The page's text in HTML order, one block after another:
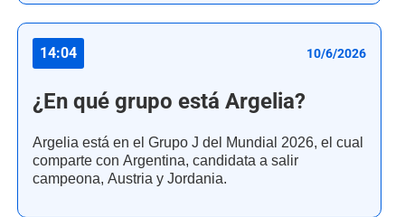
14:04 10/6/2026
¿En qué grupo está Argelia?
Argelia está en el Grupo J del Mundial 2026, el cual
comparte con Argentina, candidata a salir
campeona, Austria y Jordania.